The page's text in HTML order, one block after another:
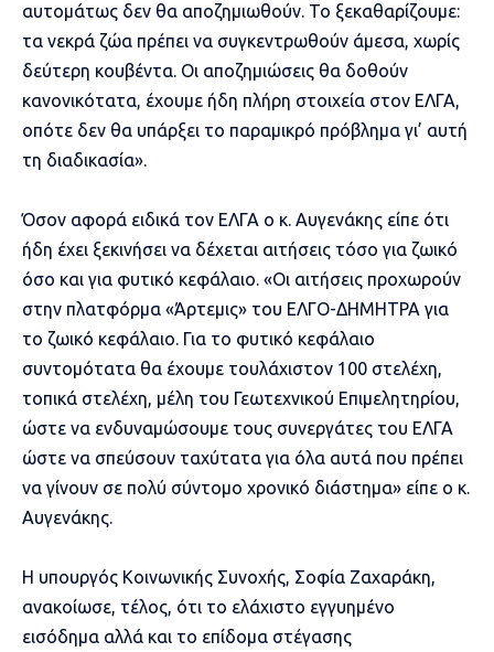
αυτομάτως δεν θα αποζημιωθούν. Το ξεκαθαρίζουμε:
τα νεκρά ζώα πρέπει να συγκεντρωθούν άμεσα, χωρίς
δεύτερη κουβέντα. Οι αποζημιώσεις θα δοθούν
κανονικότατα, έχουμε ήδη πλήρη στοιχεία στον ΕΛΓΑ,
οπότε δεν θα υπάρξει το παραμικρό πρόβλημα γι’ αυτή
τη διαδικασία».
Όσον αφορά ειδικά τον ΕΛΓΑ ο κ. Αυγενάκης είπε ότι
ήδη έχει ξεκινήσει να δέχεται αιτήσεις τόσο για ζωικό
όσο και για φυτικό κεφάλαιο. «Οι αιτήσεις προχωρούν
στην πλατφόρμα «Άρτεμις» του ΕΛΓΟ-ΔΗΜΗΤΡΑ για
το ζωικό κεφάλαιο. Για το φυτικό κεφάλαιο
συντομότατα θα έχουμε τουλάχιστον 100 στελέχη,
τοπικά στελέχη, μέλη του Γεωτεχνικού Επιμελητηρίου,
ώστε να ενδυναμώσουμε τους συνεργάτες του ΕΛΓΑ
ώστε να σπεύσουν ταχύτατα για όλα αυτά που πρέπει
να γίνουν σε πολύ σύντομο χρονικό διάστημα» είπε ο κ.
Αυγενάκης.
Η υπουργός Κοινωνικής Συνοχής, Σοφία Ζαχαράκη,
ανακοίωσε, τέλος, ότι το ελάχιστο εγγυημένο
εισόδημα αλλά και το επίδομα στέγασης